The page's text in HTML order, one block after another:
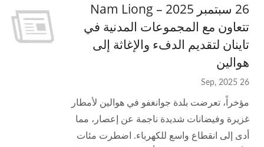
26 سبتمبر 2025 – Nam Liong
تتعاون مع المجموعات المدنية في
تاينان لتقديم الدفء والإغاثة إلى
هوالين
26 Sep, 2025
مؤخراً، تعرضت بلدة جوانغفو في هوالين لأمطار
غزيرة وفيضانات شديدة ناجمة عن إعصار، مما
أدى إلى انقطاع واسع للكهرباء. اضطرت مئات